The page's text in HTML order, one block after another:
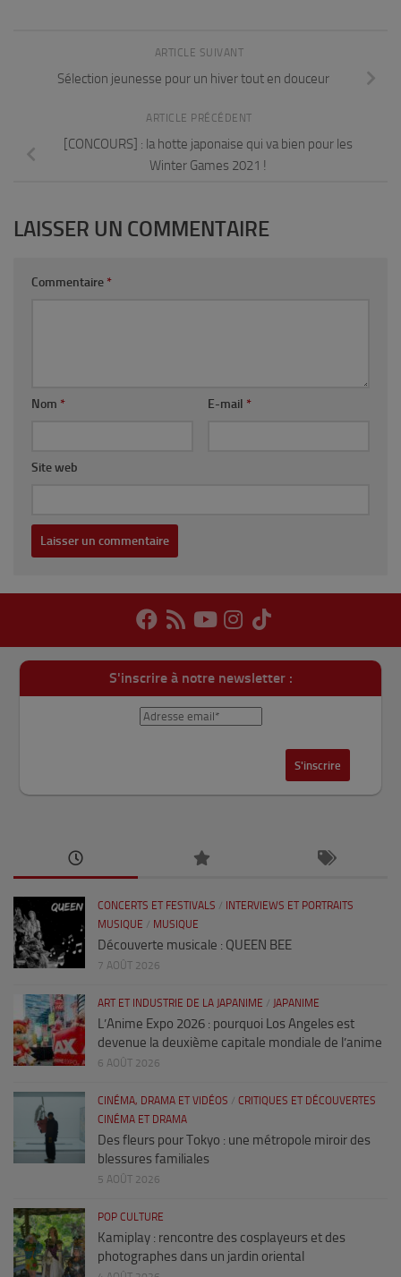
ARTICLE SUIVANT
Sélection jeunesse pour un hiver tout en douceur
ARTICLE PRÉCÉDENT
[CONCOURS] : la hotte japonaise qui va bien pour les
Winter Games 2021 !
LAISSER UN COMMENTAIRE
Commentaire *
Nom * E-mail *
Site web
S'inscrire à notre newsletter :
CONCERTS ET FESTIVALS / INTERVIEWS ET PORTRAITS
MUSIQUE / MUSIQUE
Découverte musicale : QUEEN BEE
7 AOÛT 2026
ART ET INDUSTRIE DE LA JAPANIME / JAPANIME
L’Anime Expo 2026 : pourquoi Los Angeles est
devenue la deuxième capitale mondiale de l’anime
6 AOÛT 2026
CINÉMA, DRAMA ET VIDÉOS / CRITIQUES ET DÉCOUVERTES
CINÉMA ET DRAMA
Des fleurs pour Tokyo : une métropole miroir des
blessures familiales
5 AOÛT 2026
POP CULTURE
Kamiplay : rencontre des cosplayeurs et des
photographes dans un jardin oriental